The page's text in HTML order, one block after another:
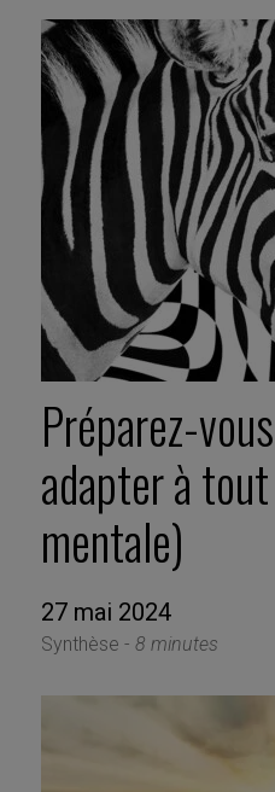
Préparez-
adapter à
mentale)
27 mai 2024
Synthèse - 8 minutes